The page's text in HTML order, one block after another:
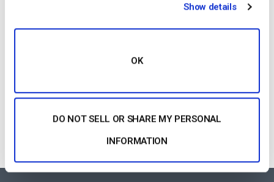
Show details
OK
DO NOT SELL OR SHARE MY PERSONAL
INFORMATION
Aumente o envolvimento dos funcionários
com comunicações empresariais em direto
December 10, 2018